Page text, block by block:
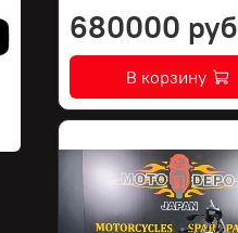
680000 руб
В корзину